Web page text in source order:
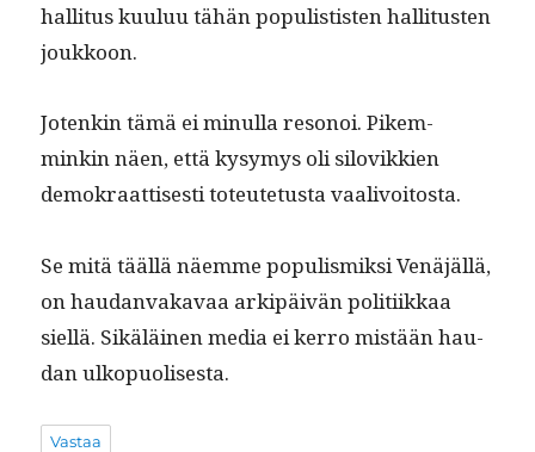
hal­li­tus kuu­luu tähän pop­ulis­tis­ten hal­li­tusten
joukkoon.
Jotenkin tämä ei min­ul­la resonoi. Pikem­
minkin näen, että kysymys oli silovikkien
demokraat­tis­es­ti toteutetus­ta vaalivoitosta.
Se mitä tääl­lä näemme pop­ulis­mik­si Venäjäl­lä,
on hau­dan­vakavaa arkipäivän poli­ti­ikkaa
siel­lä. Sikäläi­nen media ei ker­ro mis­tään hau­
dan ulkopuolisesta.
Vastaa